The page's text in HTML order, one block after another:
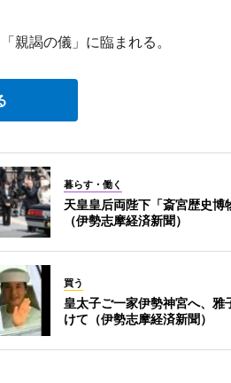
謁の儀」に臨まれる。
暮らす・働く
天皇皇后両陛下「斎宮歴史博
（伊勢志摩経済新聞）
買う
皇太子ご一家伊勢神宮へ、雅
けて（伊勢志摩経済新聞）